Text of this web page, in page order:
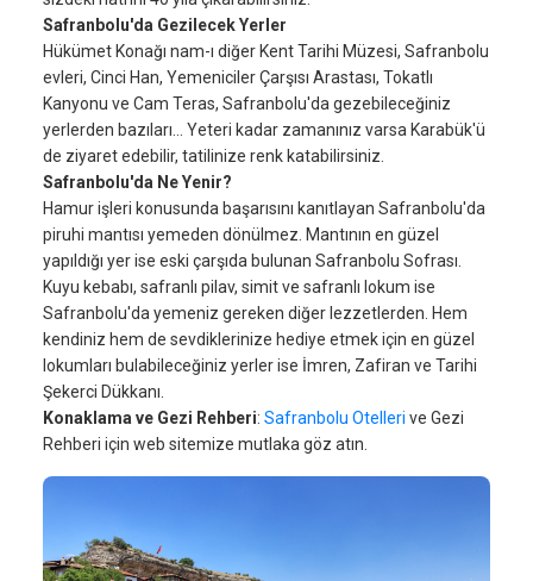
Safranbolu'da Gezilecek Yerler
Hükümet Konağı nam-ı diğer Kent Tarihi Müzesi, Safranbolu
evleri, Cinci Han, Yemeniciler Çarşısı Arastası, Tokatlı
Kanyonu ve Cam Teras, Safranbolu'da gezebileceğiniz
yerlerden bazıları… Yeteri kadar zamanınız varsa Karabük'ü
de ziyaret edebilir, tatilinize renk katabilirsiniz.
Safranbolu'da Ne Yenir?
Hamur işleri konusunda başarısını kanıtlayan Safranbolu'da
piruhi mantısı yemeden dönülmez. Mantının en güzel
yapıldığı yer ise eski çarşıda bulunan Safranbolu Sofrası.
Kuyu kebabı, safranlı pilav, simit ve safranlı lokum ise
Safranbolu'da yemeniz gereken diğer lezzetlerden. Hem
kendiniz hem de sevdiklerinize hediye etmek için en güzel
lokumları bulabileceğiniz yerler ise İmren, Zafiran ve Tarihi
Şekerci Dükkanı.
Konaklama ve Gezi Rehberi: Safranbolu Otelleri ve Gezi
Rehberi için web sitemize mutlaka göz atın.